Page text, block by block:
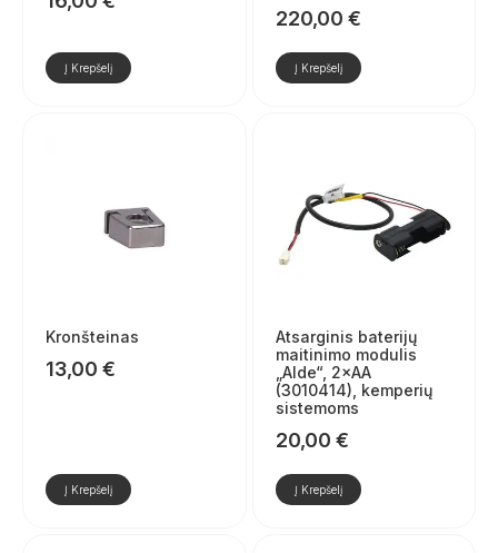
Į Krepšelį
220,00 €
Į Krepšelį
Kronšteinas
13,00 €
Į Krepšelį
Atsarginis baterijų
maitinimo modulis
„Alde“, 2×AA
(3010414), kemperių
sistemoms
20,00 €
Į Krepšelį